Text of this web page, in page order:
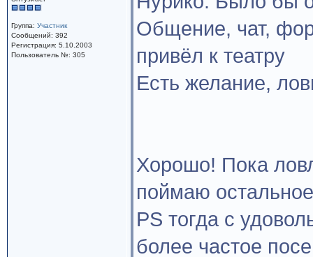
Группа: Участник
Сообщений: 392
Регистрация: 5.10.2003
Пользователь №: 305
Общение, чат,
привёл к театру
Есть желание,
Хорошо! Пока
поймаю
PS тогда с
более частое